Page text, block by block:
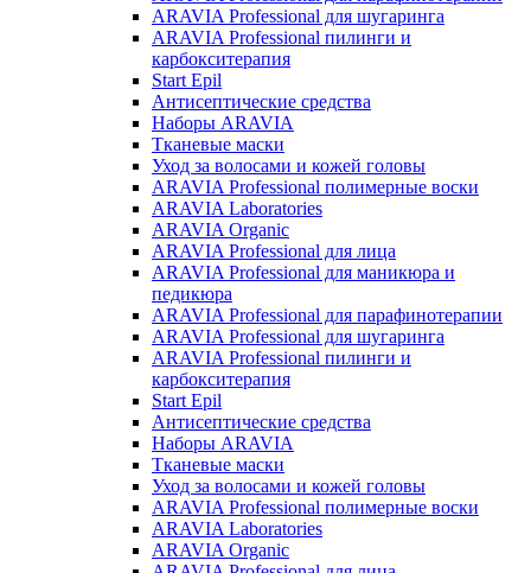
ARAVIA Professional для шугаринга
ARAVIA Professional пилинги и
карбокситерапия
Start Epil
Антисептические средства
Наборы ARAVIA
Тканевые маски
Уход за волосами и кожей головы
ARAVIA Professional полимерные воски
ARAVIA Laboratories
ARAVIA Organic
ARAVIA Professional для лица
ARAVIA Professional для маникюра и
педикюра
ARAVIA Professional для парафинотерапии
ARAVIA Professional для шугаринга
ARAVIA Professional пилинги и
карбокситерапия
Start Epil
Антисептические средства
Наборы ARAVIA
Тканевые маски
Уход за волосами и кожей головы
ARAVIA Professional полимерные воски
ARAVIA Laboratories
ARAVIA Organic